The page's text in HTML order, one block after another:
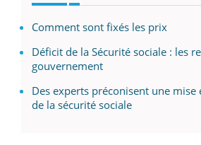
Comment sont fixés les prix
Déficit de la Sécurité sociale : les
gouvernement
Des experts préconisent une mise
de la sécurité sociale